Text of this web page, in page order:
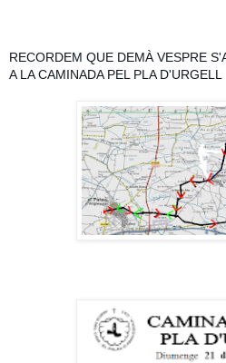
RECORDEM QUE DEMÀ VESPRE
A LA CAMINADA PEL PLA D'URGELL